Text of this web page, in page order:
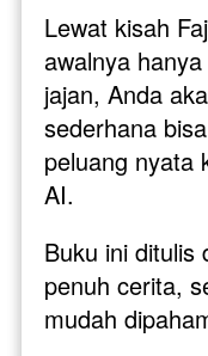
Lewat kisah
awalnya
jajan, Anda
sederhana
peluang nyata
AI.
Buku ini ditulis
penuh cerita,
mudah